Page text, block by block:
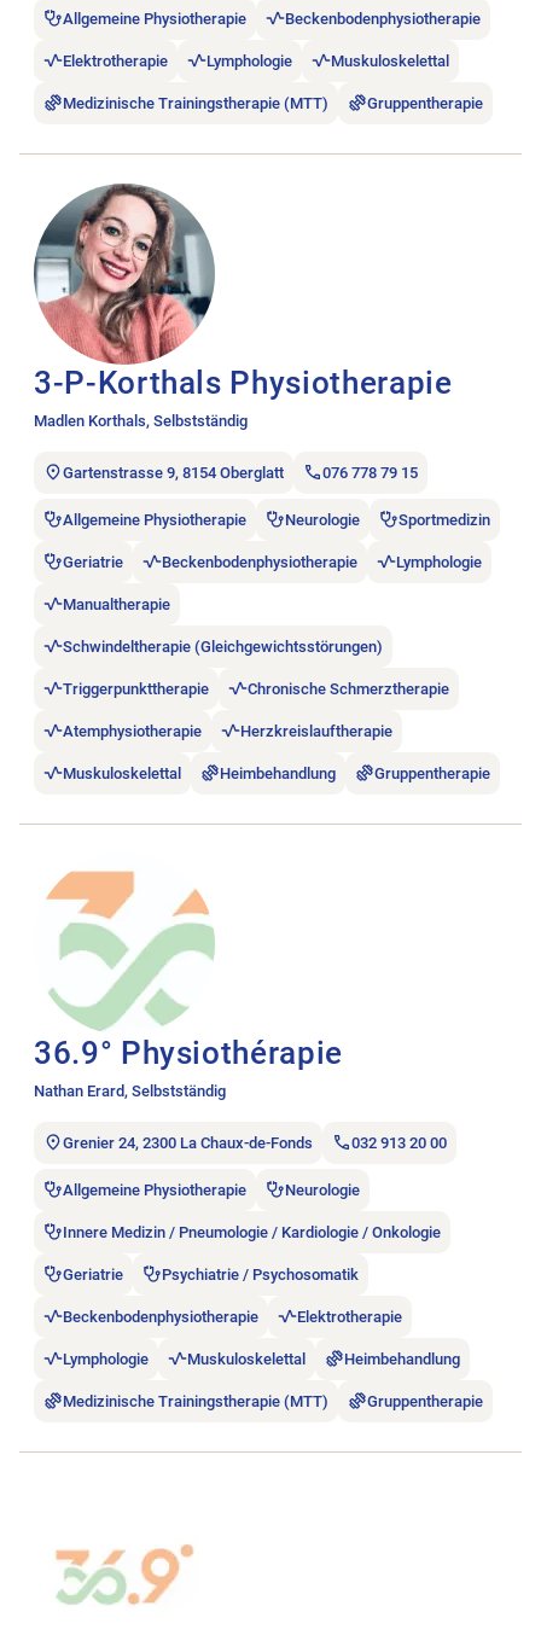
Allgemeine Physiotherapie Beckenbodenphysiotherapie
Elektrotherapie Lymphologie Muskuloskelettal
Medizinische Trainingstherapie (MTT) Gruppentherapie
3-P-Korthals Physiotherapie
Madlen Korthals, Selbstständig
Gartenstrasse 9, 8154 Oberglatt 076 778 79 15
Allgemeine Physiotherapie Neurologie Sportmedizin
Geriatrie Beckenbodenphysiotherapie Lymphologie
Manualtherapie
Schwindeltherapie (Gleichgewichtsstörungen)
Triggerpunkttherapie Chronische Schmerztherapie
Atemphysiotherapie Herzkreislauftherapie
Muskuloskelettal Heimbehandlung Gruppentherapie
36.9° Physiothérapie
Nathan Erard, Selbstständig
Grenier 24, 2300 La Chaux-de-Fonds 032 913 20 00
Allgemeine Physiotherapie Neurologie
Innere Medizin / Pneumologie / Kardiologie / Onkologie
Geriatrie Psychiatrie / Psychosomatik
Beckenbodenphysiotherapie Elektrotherapie
Lymphologie Muskuloskelettal Heimbehandlung
Medizinische Trainingstherapie (MTT) Gruppentherapie